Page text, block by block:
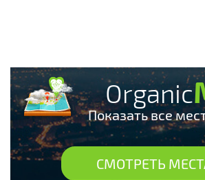
Organic
Показать все
СМОТРЕТЬ